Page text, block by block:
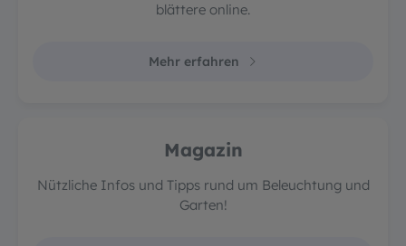
blättere online.
Mehr erfahren
Magazin
Nützliche Infos und Tipps rund um Beleuchtung und
Garten!